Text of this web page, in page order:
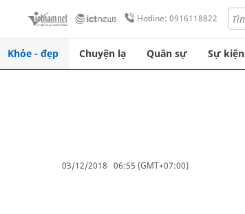
Hotline: 0916118822
Khỏe - đẹp Chuyện lạ Quân sự Sự kiện
03/12/2018 06:55 (GMT+07:00)